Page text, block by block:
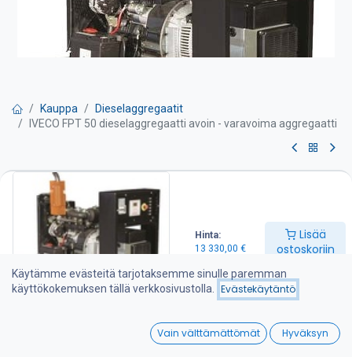
Hinta:
13 330,00 €
Lisää
ostoskoriin
Wishlist
Kauppa
Dieselaggregaatit
IVECO FPT 50 dieselaggregaatti avoin - varavoima aggregaatti
IVECO FPT 50 dieselaggregaatti
avoin - varavoima aggregaatti
Pyydä tarjous
Iveco FPT 50 kVA varavoima dieselaggregaatti
Tärkeimmät tiedot:
-Moottori: Iveco FPT R38 ( 3,8 litran sylinteritilavuus )
Käytämme evästeitä tarjotaksemme sinulle paremman
käyttökokemuksen tällä verkkosivustolla.
Evästekäytäntö
Vain välttämättömät Hyväksyn